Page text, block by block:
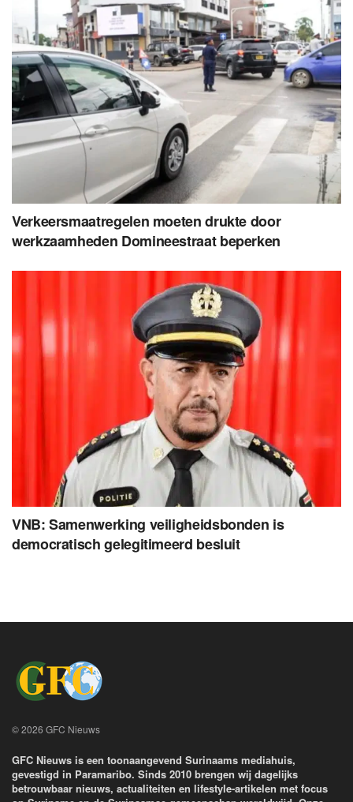
Verkeersmaatregelen moeten drukte door
werkzaamheden Domineestraat beperken
VNB: Samenwerking veiligheidsbonden is
democratisch gelegitimeerd besluit
© 2026 GFC Nieuws
GFC Nieuws is een toonaangevend Surinaams mediahuis,
gevestigd in Paramaribo. Sinds 2010 brengen wij dagelijks
betrouwbaar nieuws, actualiteiten en lifestyle-artikelen met focus